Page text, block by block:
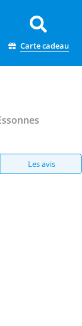
Carte cadeau
Les avis